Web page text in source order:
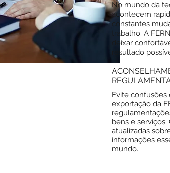
No mundo da
acontecem
constantes
trabalho. A
deixar
resultado
Evite confusões
exportação da
bens e
atualizadas
informações
mundo.